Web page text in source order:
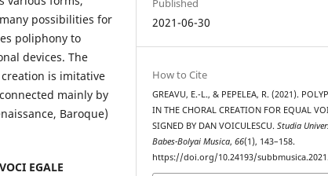
possibilities for
poliphony to
devices. The
is imitative
mainly by
Baroque)
EGALE
Published
2021-06-30
How to Cite
GREAVU, E.-L., & PEPELEA, R. (2021).
IN THE CHORAL CREATION FOR EQUAL
SIGNED BY DAN VOICULESCU.Studia
Babes-Bolyai Musica,66(1), 143–158.
https://doi.org/10.24193/